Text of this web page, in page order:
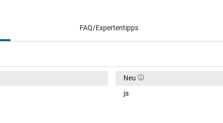
FAQ/Expertentipps
Neu
ja